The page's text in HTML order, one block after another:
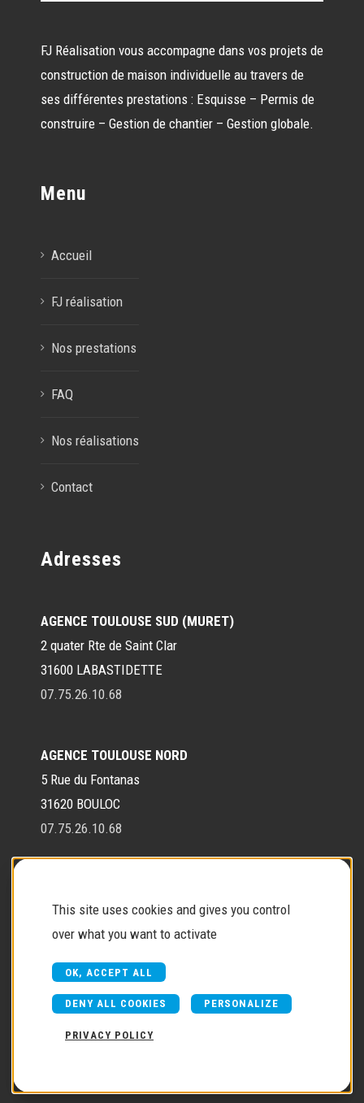
FJ Réalisation vous accompagne dans vos projets de
construction de maison individuelle au travers de
ses différentes prestations : Esquisse – Permis de
construire – Gestion de chantier – Gestion globale.
Menu
Accueil
FJ réalisation
Nos prestations
FAQ
Nos réalisations
Contact
Adresses
AGENCE TOULOUSE SUD (MURET)
2 quater Rte de Saint Clar
31600 LABASTIDETTE
07.75.26.10.68
AGENCE TOULOUSE NORD
5 Rue du Fontanas
31620 BOULOC
07.75.26.10.68
Contactez-nous
This site uses cookies and gives you control
over what you want to activate
OK, ACCEPT ALL
DENY ALL COOKIES PERSONALIZE
PRIVACY POLICY